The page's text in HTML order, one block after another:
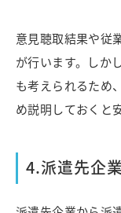
意見聴取結果や従
が行います。しか
も考えられるため
め説明しておくと
4.派遣先企